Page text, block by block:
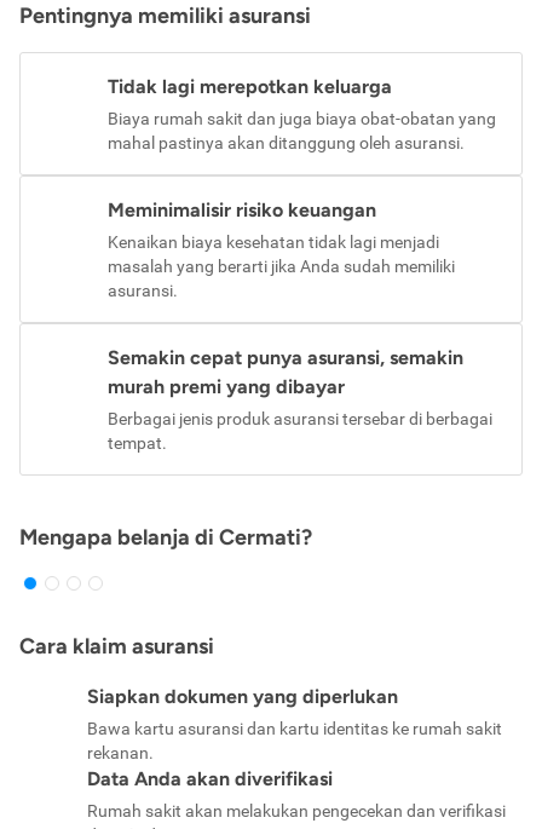
Pentingnya memiliki asuransi
Tidak lagi merepotkan keluarga
Biaya rumah sakit dan juga biaya obat-obatan yang
mahal pastinya akan ditanggung oleh asuransi.
Meminimalisir risiko keuangan
Kenaikan biaya kesehatan tidak lagi menjadi
masalah yang berarti jika Anda sudah memiliki
asuransi.
Semakin cepat punya asuransi, semakin
murah premi yang dibayar
Berbagai jenis produk asuransi tersebar di berbagai
tempat.
Mengapa belanja di Cermati?
Cara klaim asuransi
Siapkan dokumen yang diperlukan
Bawa kartu asuransi dan kartu identitas ke rumah sakit
rekanan.
Data Anda akan diverifikasi
Rumah sakit akan melakukan pengecekan dan verifikasi